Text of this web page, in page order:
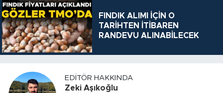
FINDIK ALIMI İÇİN O
TARİHTEN İTİBAREN
RANDEVU ALINABİLECEK
EDITÖR HAKKINDA
Zeki Aşıkoğlu